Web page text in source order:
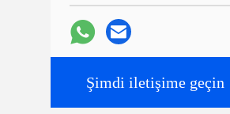
Şimdi iletişime geçin